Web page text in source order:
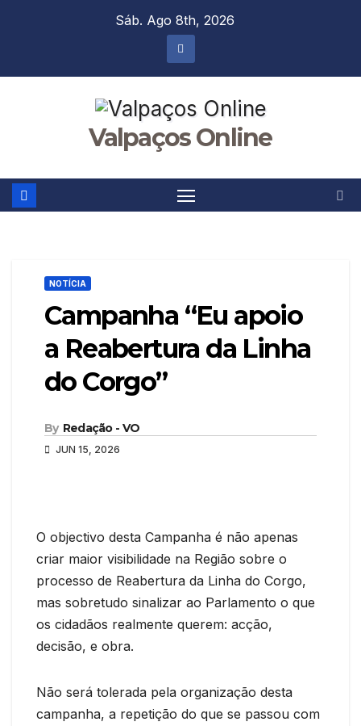
Sáb. Ago 8th, 2026
Valpaços Online
NOTÍCIA
Campanha “Eu apoio
a Reabertura da Linha
do Corgo”
By Redação - VO
JUN 15, 2026
O objectivo desta Campanha é não apenas
criar maior visibilidade na Região sobre o
processo de Reabertura da Linha do Corgo,
mas sobretudo sinalizar ao Parlamento o que
os cidadãos realmente querem: acção,
decisão, e obra.
Não será tolerada pela organização desta
campanha, a repetição do que se passou com